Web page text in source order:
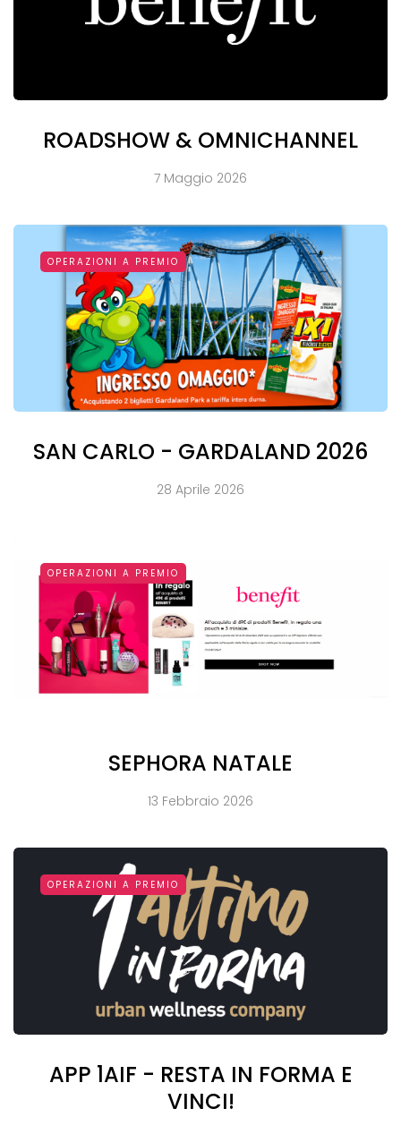
ROADSHOW & OMNICHANNEL
7 Maggio 2026
OPERAZIONI A PREMIO
SAN CARLO - GARDALAND 2026
28 Aprile 2026
OPERAZIONI A PREMIO
SEPHORA NATALE
13 Febbraio 2026
OPERAZIONI A PREMIO
APP 1AIF - RESTA IN FORMA E
VINCI!